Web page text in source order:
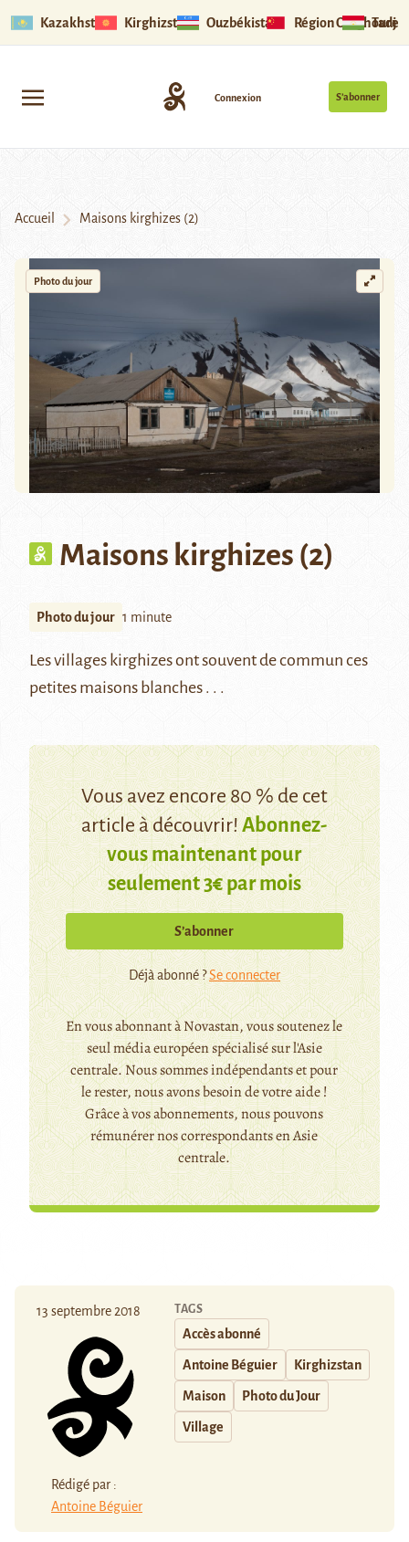
Kazakhstan Kirghizstan Ouzbékistan Région Ouïghoure
S’abonner
Connexion
Accueil Maisons kirghizes (2)
Photo du jour
Maisons kirghizes (2)
Photo du jour 1 minute
Les villages kirghizes ont souvent de commun ces
petites maisons blanches . . .
Vous avez encore 80 % de cet
article à découvrir!Abonnez-
vous maintenant pour
seulement 3€ par mois
S’abonner
Déjà abonné ?Se connecter
En vous abonnant à Novastan, vous soutenez le
seul média européen spécialisé sur l'Asie
centrale. Nous sommes indépendants et pour
le rester, nous avons besoin de votre aide !
Grâce à vos abonnements, nous pouvons
rémunérer nos correspondants en Asie
centrale.
13 septembre 2018
Rédigé par :
Antoine Béguier
TAGS
Accès abonné
Antoine Béguier Kirghizstan
Maison Photo du Jour
Village